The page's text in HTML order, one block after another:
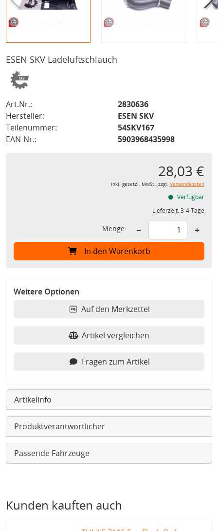
ESEN SKV Ladeluftschlauch
Art.Nr.:
2830636
Hersteller:
ESEN SKV
Teilenummer:
54SKV167
EAN-Nr.:
5903968435998
28,03 €
inkl. gesetzl. MwSt., zzgl. Versandkosten
Verfügbar
Lieferzeit:3-4 Tage
Menge: − +
In den Warenkorb
Weitere Optionen
Auf den Merkzettel
Artikel vergleichen
Fragen zum Artikel
Artikelinfo
Produktverantwortlicher
Passende Fahrzeuge
Kunden kauften auch